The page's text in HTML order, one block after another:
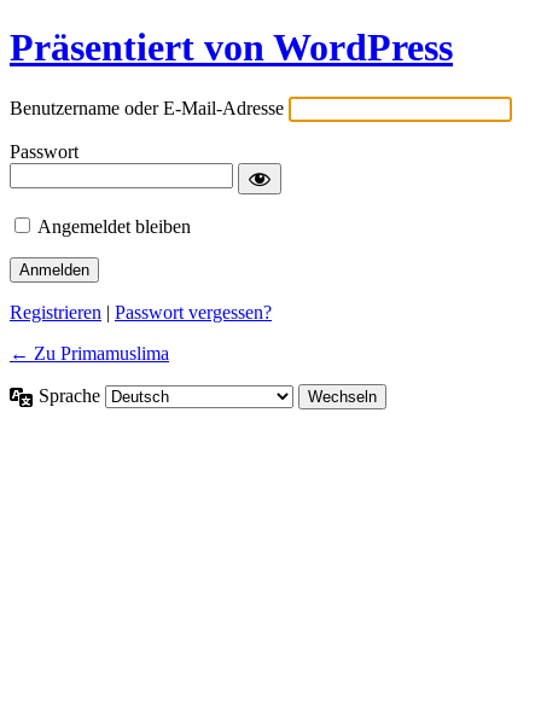
Präsentiert von WordPress
Benutzername oder E-Mail-Adresse
Passwort
Angemeldet bleiben
Registrieren | Passwort vergessen?
← Zu Primamuslima
Sprache